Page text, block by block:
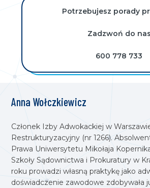
Potrzebujesz porady
Zadzwoń do nas
600 778 733
Anna Wołczkiewicz
Członek Izby Adwokackiej w
Restrukturyzacyjny (nr 1266).
Prawa Uniwersytetu Mikołaja
Szkoły Sądownictwa i Prokuratury w
roku prowadzi własną praktykę jako
doświadczenie zawodowe zdobywała